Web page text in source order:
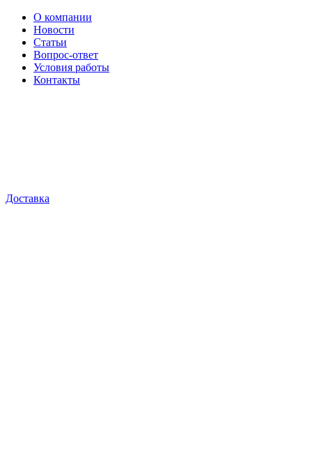
О компании
Новости
Статьи
Вопрос-ответ
Условия работы
Контакты
Доставка